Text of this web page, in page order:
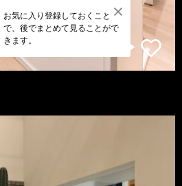
お気に入り登録しておくこと
で、後でまとめて見ることがで
きます。